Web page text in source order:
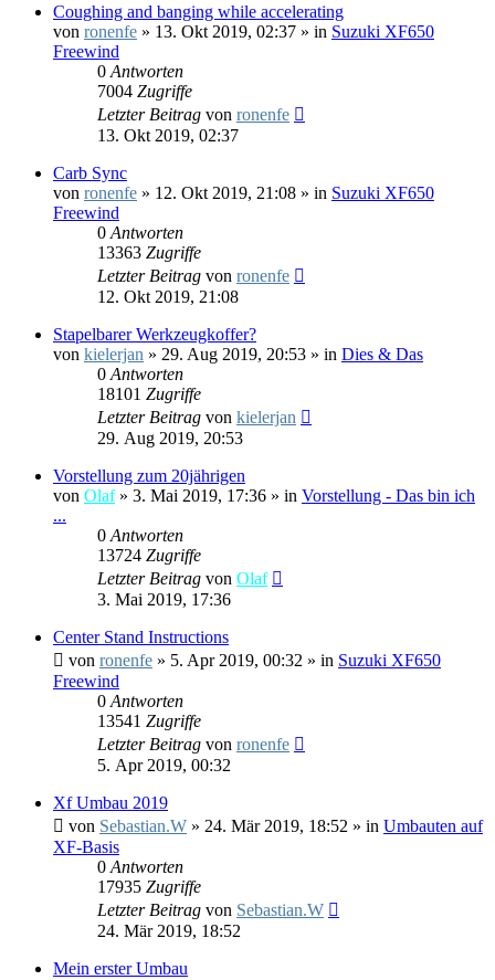
Coughing and banging while accelerating
von ronenfe » 13. Okt 2019, 02:37 » in Suzuki XF650
Freewind
0 Antworten
7004 Zugriffe
Letzter Beitrag von ronenfe
13. Okt 2019, 02:37
Carb Sync
von ronenfe » 12. Okt 2019, 21:08 » in Suzuki XF650
Freewind
0 Antworten
13363 Zugriffe
Letzter Beitrag von ronenfe
12. Okt 2019, 21:08
Stapelbarer Werkzeugkoffer?
von kielerjan » 29. Aug 2019, 20:53 » in Dies & Das
0 Antworten
18101 Zugriffe
Letzter Beitrag von kielerjan
29. Aug 2019, 20:53
Vorstellung zum 20jährigen
von Olaf» 3. Mai 2019, 17:36 » in Vorstellung - Das bin ich
...
0 Antworten
13724 Zugriffe
Letzter Beitrag von Olaf
3. Mai 2019, 17:36
Center Stand Instructions
von ronenfe » 5. Apr 2019, 00:32 » in Suzuki XF650
Freewind
0 Antworten
13541 Zugriffe
Letzter Beitrag von ronenfe
5. Apr 2019, 00:32
Xf Umbau 2019
von Sebastian.W » 24. Mär 2019, 18:52 » in Umbauten auf
XF-Basis
0 Antworten
17935 Zugriffe
Letzter Beitrag von Sebastian.W
24. Mär 2019, 18:52
Mein erster Umbau